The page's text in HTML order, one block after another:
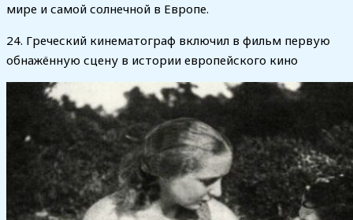
мире и самой солнечной в Европе.
24. Греческий кинематограф включил в фильм первую
обнажённую сцену в истории европейского кино